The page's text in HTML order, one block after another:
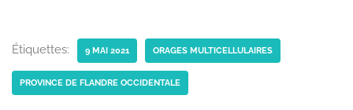
Étiquettes: 9 MAI 2021 ORAGES MULTICELLULAIRES
PROVINCE DE FLANDRE OCCIDENTALE